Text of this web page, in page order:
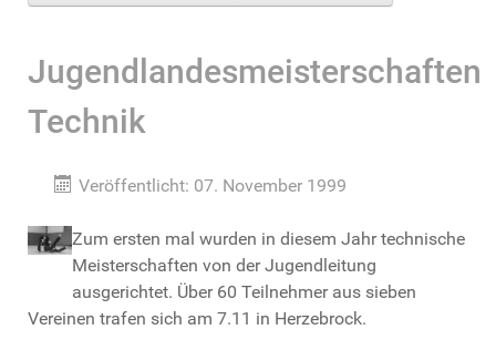
Jugendlandesmeisterschaften
Technik
Veröffentlicht: 07. November 1999
Zum ersten mal wurden in diesem Jahr technische
Meisterschaften von der Jugendleitung
ausgerichtet. Über 60 Teilnehmer aus sieben
Vereinen trafen sich am 7.11 in Herzebrock.